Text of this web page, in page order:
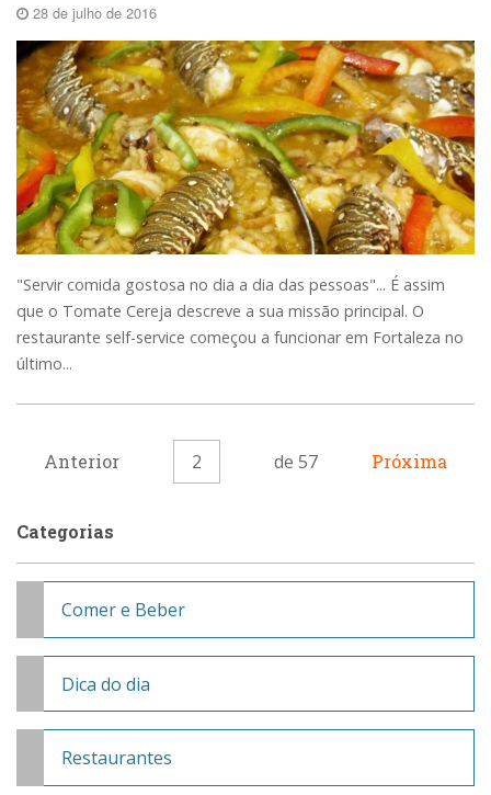
28 de julho de 2016
"Servir comida gostosa no dia a dia das pessoas"... É assim
que o Tomate Cereja descreve a sua missão principal. O
restaurante self-service começou a funcionar em Fortaleza no
último...
Anterior 2 de 57 Próxima
Categorias
Comer e Beber
Dica do dia
Restaurantes